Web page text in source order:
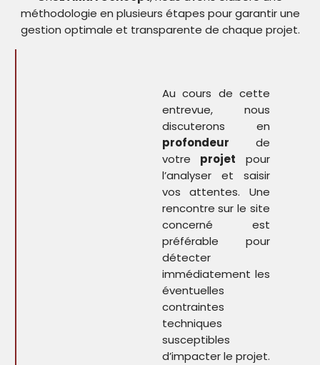
méthodologie en plusieurs étapes pour garantir une
gestion optimale et transparente de chaque projet.
Au cours de cette
entrevue, nous
discuterons en
profondeur de
votre projet pour
l’analyser et saisir
vos attentes. Une
rencontre sur le site
concerné est
préférable pour
détecter
immédiatement les
éventuelles
contraintes
techniques
susceptibles
d’impacter le projet.